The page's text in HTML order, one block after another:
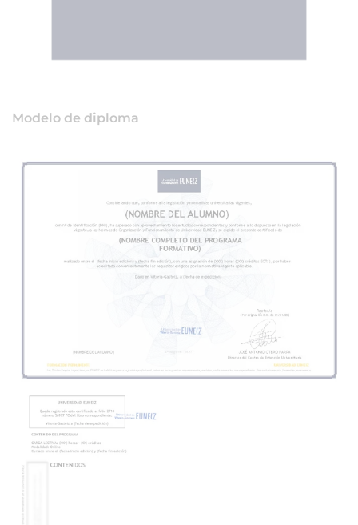
Modelo de diploma